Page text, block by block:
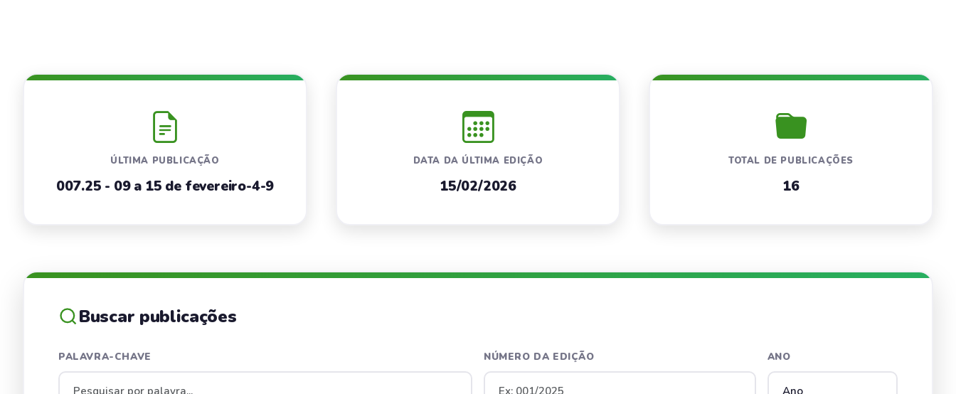
ÚLTIMA PUBLICAÇÃO
007.25 - 09 a 15 de fevereiro-4-9
DATA DA ÚLTIMA EDIÇÃO
15/02/2026
TOTAL DE PUBLICAÇÕES
16
Buscar publicações
PALAVRA-CHAVE NÚMERO DA EDIÇÃO ANO